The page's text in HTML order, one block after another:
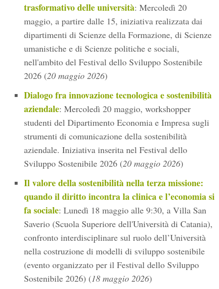
trasformativo delle università: Mercoledì 20
maggio, a partire dalle 15, iniziativa realizzata dai
dipartimenti di Scienze della Formazione, di Scienze
umanistiche e di Scienze politiche e sociali,
nell'ambito del Festival dello Sviluppo Sostenibile
2026 (20 maggio 2026)
Dialogo fra innovazione tecnologica e sostenibilità
aziendale: Mercoledì 20 maggio, workshopper
studenti del Dipartimento Economia e Impresa sugli
strumenti di comunicazione della sostenibilità
aziendale. Iniziativa inserita nel Festival dello
Sviluppo Sostenibile 2026 (20 maggio 2026)
Il valore della sostenibilità nella terza missione:
quando il diritto incontra la clinica e l’economia si
fa sociale: Lunedì 18 maggio alle 9:30, a Villa San
Saverio (Scuola Superiore dell'Università di Catania),
confronto interdisciplinare sul ruolo dell’Università
nella costruzione di modelli di sviluppo sostenibile
(evento organizzato per il Festival dello Sviluppo
Sostenibile 2026) (18 maggio 2026)